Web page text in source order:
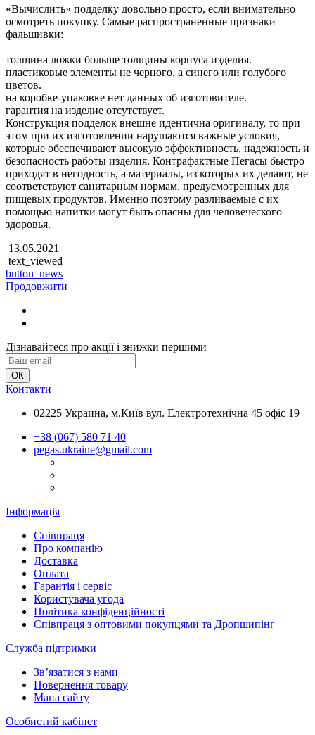
«Вычислить» подделку довольно просто, если внимательно
осмотреть покупку. Самые распространенные признаки
фальшивки:
толщина ложки больше толщины корпуса изделия.
пластиковые элементы не черного, а синего или голубого
цветов.
на коробке-упаковке нет данных об изготовителе.
гарантия на изделие отсутствует.
Конструкция подделок внешне идентична оригиналу, то при
этом при их изготовлении нарушаются важные условия,
которые обеспечивают высокую эффективность, надежность и
безопасность работы изделия. Контрафактные Пегасы быстро
приходят в негодность, а материалы, из которых их делают, не
соответствуют санитарным нормам, предусмотренных для
пищевых продуктов. Именно поэтому разливаемые с их
помощью напитки могут быть опасны для человеческого
здоровья.
13.05.2021
text_viewed
button_news
Продовжити
Дізнавайтеся про акції і знижки першими
Контакти
02225 Украина, м.Київ вул. Електротехнічна 45 офіс 19
+38 (067) 580 71 40
pegas.ukraine@gmail.com
Інформація
Співпраця
Про компанію
Доставка
Оплата
Гарантія і сервіс
Користувача угода
Політика конфіденційності
Співпраця з оптовими покупцями та Дропшипінг
Служба підтримки
Зв’язатися з нами
Повернення товару
Мапа сайту
Особистий кабінет